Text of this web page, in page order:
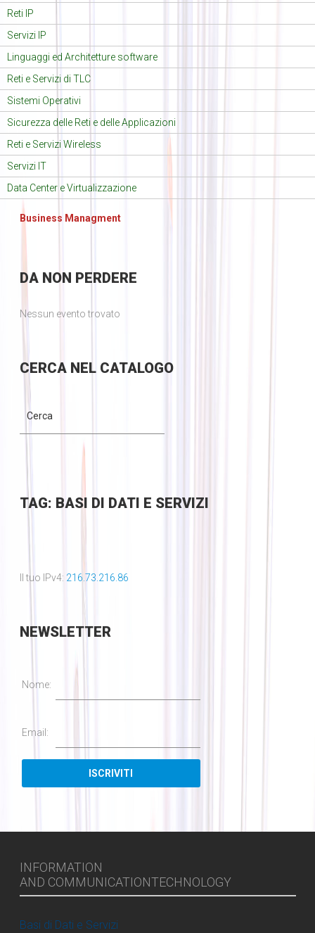
Reti IP
Servizi IP
Linguaggi ed Architetture software
Reti e Servizi di TLC
Sistemi Operativi
Sicurezza delle Reti e delle Applicazioni
Reti e Servizi Wireless
Servizi IT
Data Center e Virtualizzazione
Business Managment
DANON PERDERE
Nessun evento trovato
CERCANEL CATALOGO
TAG: BASI DI DATI E SERVIZI
Il tuo IPv4: 216.73.216.86
NEWSLETTER
Nome:
Email:
INFORMATION
AND COMMUNICATIONTECHNOLOGY
Basi di Dati e Servizi